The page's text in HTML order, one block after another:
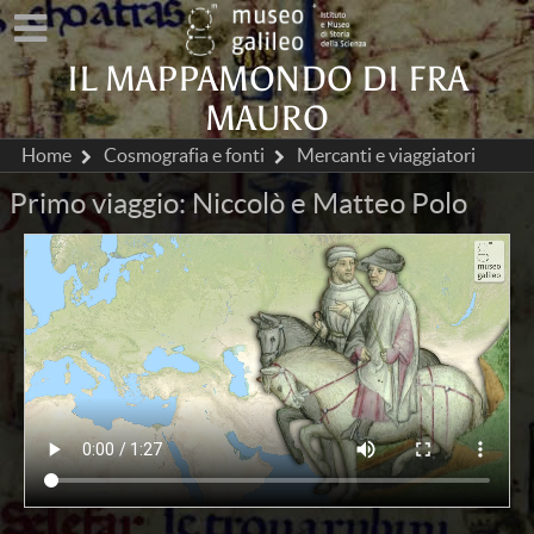
IL MAPPAMONDO DI FRA
MAURO
Home Cosmografia e fonti Mercanti e viaggiatori
Primo viaggio: Niccolò e Matteo Polo